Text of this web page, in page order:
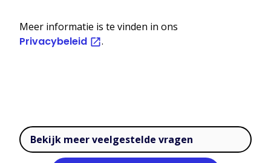
Meer informatie is te vinden in ons
Privacybeleid .
Bekijk meer veelgestelde vragen